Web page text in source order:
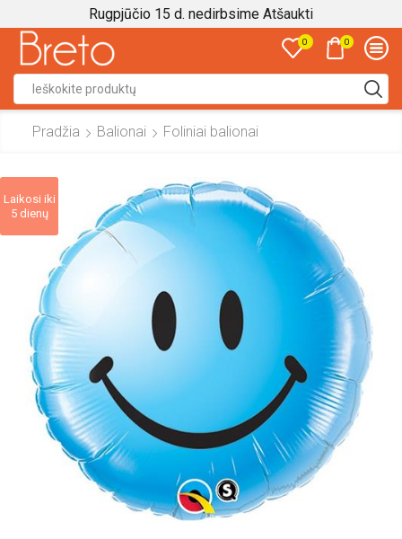
Rugpjūčio 15 d. nedirbsime Atšaukti
0 0
input
Pradžia Balionai Foliniai balionai
Laikosi iki
5 dienų